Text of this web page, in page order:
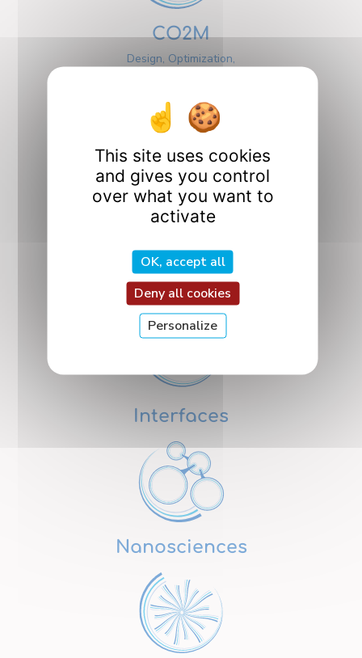
CO2M
Design, Optimization,
Quantum Interactions
and Controls
Interfaces
Nanosciences
This site uses cookies
and gives you control
over what you want to
activate
OK, accept all
Deny all cookies
Personalize